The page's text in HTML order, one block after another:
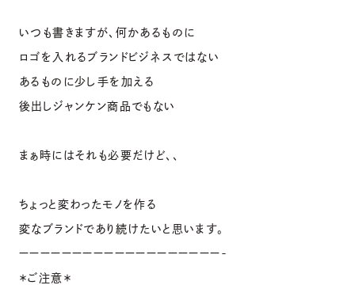
いつも書きますが、何かあるものに
ロゴを入れるブランドビジネスではない
あるものに少し手を加える
後出しジャンケン商品でもない
まぁ時にはそれも必要だけど、、
ちょっと変わったモノを作る
変なブランドであり続けたいと思います。
ーーーーーーーーーーーーーーーーーーー-
＊ご注意＊